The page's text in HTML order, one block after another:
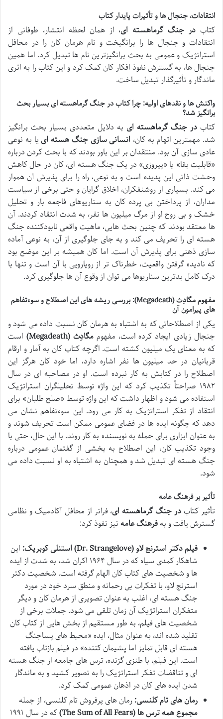
انتقادات، جنجال ها و تأثیرات پایدار کتاب
کتاب در جنگ گرماهسته ای، از همان لحظه انتشار، طوفانی از
انتقادات و جنجال ها را برانگیخت و نام هرمان کان را در محافل
استراتژیک و عمومی به بحث برانگیزترین نام ها تبدیل کرد. اما همین
جنجال ها، به گسترش نفوذ افکار کان کمک کرد و این کتاب را به اثری
ماندگار و تأثیرگذار تبدیل ساخت.
واکنش ها و نقدهای اولیه: چرا کتاب در جنگ گرماهسته ای بسیار بحث
برانگیز شد؟
کتاب در جنگ گرماهسته ای به دلایل متعددی بسیار بحث برانگیز
شد. مهمترین اتهام به کان، انسانی سازی جنگ هسته اییا به نوعی
عادی سازی آن بود. منتقدان بر این باور بودند که با بحث کردن درباره
«قابلیت بقا» یا «پیروزی» در یک جنگ هسته ای، کان در حال کاهش
وحشت ذاتی این پدیده است و به نوعی، راه را برای پذیرش آن هموار
می کند. بسیاری از روشنفکران، اخلاق گرایان و حتی برخی از سیاست
مداران، از پرداختن بی پرده کان به سناریوهای فاجعه بار و تحلیل
خشک و بی روح او از مرگ میلیون ها نفر، به شدت انتقاد کردند. آن
ها معتقد بودند که چنین بحث هایی، ماهیت واقعی نابودکننده جنگ
هسته ای را تحریف می کند و به جای جلوگیری از آن، به نوعی آماده
سازی ذهنی برای پذیرش آن است. اما کان همیشه بر این موضع بود
که نادیده گرفتن واقعیت، خطرناک تر از رویارویی با آن است و تنها با
درک کامل بدترین سناریوها می توان از وقوع آن ها جلوگیری کرد.
مفهوم مگادِث (Megadeath): بررسی ریشه های این اصطلاح و سوءتفاهم
های پیرامون آن
یکی از اصطلاحاتی که به اشتباه به هرمان کان نسبت داده می شود و
جنجال زیادی ایجاد کرده است، مفهوممگادِث (Megadeath)
است
که به معنای یک میلیون کشته است. اگرچه کتاب کان به آمار و ارقام
قربانیان در حد میلیون ها نفر اشاره دارد، اما خود کان هرگز این
اصطلاح را در کتابش به کار نبرده است. او در مصاحبه ای در سال
۱۹۸۲ صراحتاً تکذیب کرد که این واژه توسط تحلیلگران استراتژیک
استفاده می شود و اظهار داشت که این واژه توسط «صلح طلبان» برای
انتقاد از تفکر استراتژیک به کار می رود. این سوءتفاهم نشان می
دهد که چگونه ایده ها در فضای عمومی ممکن است تحریف شوند و
به عنوان ابزاری برای حمله به نویسنده به کار روند. با این حال، حتی با
وجود تکذیب کان، این اصطلاح به بخشی از گفتمان عمومی درباره
جنگ هسته ای تبدیل شد و همچنان به اشتباه به او نسبت داده می
شود.
تأثیر بر فرهنگ عامه
تأثیر کتابدر جنگ گرماهسته ای، فراتر از محافل آکادمیک و نظامی
گسترش یافت و بهفرهنگ عامهنیز نفوذ کرد:
فیلم دکتر استرنج لاو (Dr. Strangelove) استنلی کوبریک:
این
شاهکار کمدی سیاه که در سال ۱۹۶۴ اکران شد، به شدت از ایده
ها و شخصیت های کتاب کان الهام گرفته است. شخصیت دکتر
استرنج لاو، با تفکرات بی رحمانه و منطق سرد خود در مورد
جنگ هسته ای، اغلب به عنوان تصویری از هرمان کان و دیگر
متفکران استراتژیک آن زمان تلقی می شود. جملات برخی از
شخصیت های فیلم، به طور مستقیم از بخش هایی از کتاب کان
تقلید شده اند، به عنوان مثال، ایده «محیط های پساجنگ
هسته ای قابل تمایز اما پشیمان کننده» در فیلم بازتاب یافته
است. این فیلم، با طنزی گزنده، ترس های جامعه از جنگ هسته
ای و تناقضات تفکر استراتژیک را به تصویر کشید و به ماندگار
شدن ایده های کان در اذهان عمومی کمک کرد.
رمان های تام کلنسی:رمان های پرفروش تام کلنسی، از جمله
مجموع همه ترس ها (The Sum of All Fears)
که در سال ۱۹۹۱